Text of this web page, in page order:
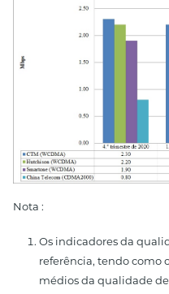
Nota :
Os indicadores da
referência, tendo como
médios da qualidade